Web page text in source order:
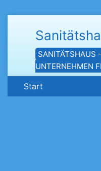
SANITÄTSHAUS
UNTERNEHMEN
Start